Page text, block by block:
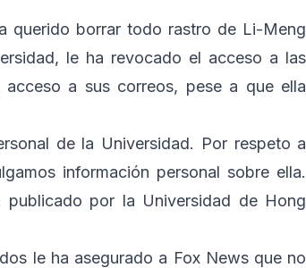
querido borrar todo rastro de Li-Meng
le ha revocado el acceso a las
a sus correos, pese a que ella
de la Universidad. Por respeto a
información personal sobre ella.
publicado por la Universidad de Hong
le ha asegurado a Fox News que no